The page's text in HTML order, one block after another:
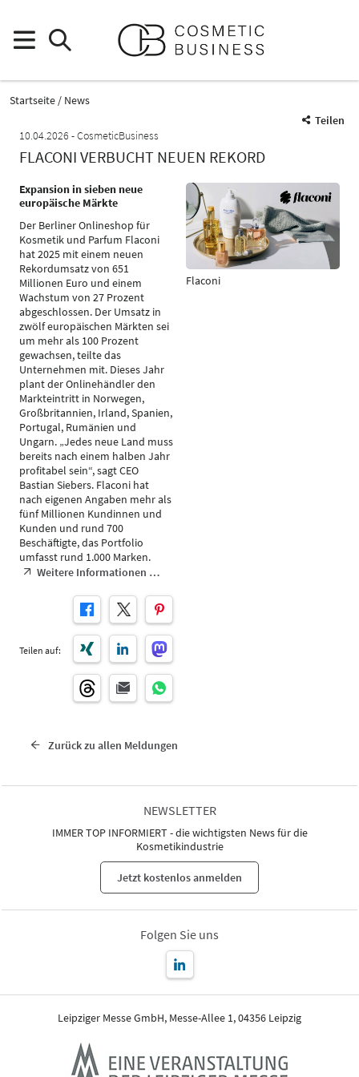
Startseite
News
Teilen
10.04.2026
CosmeticBusiness
FLACONI VERBUCHT NEUEN REKORD
Expansion in sieben neue
europäische Märkte
Der Berliner Onlineshop für
Kosmetik und Parfum Flaconi
hat 2025 mit einem neuen
Rekordumsatz von 651
Millionen Euro und einem
Wachstum von 27 Prozent
abgeschlossen. Der Umsatz in
zwölf europäischen Märkten sei
um mehr als 100 Prozent
gewachsen, teilte das
Unternehmen mit. Dieses Jahr
plant der Onlinehändler den
Markteintritt in Norwegen,
Großbritannien, Irland, Spanien,
Portugal, Rumänien und
Ungarn. „Jedes neue Land muss
bereits nach einem halben Jahr
profitabel sein“, sagt CEO
Bastian Siebers. Flaconi hat
nach eigenen Angaben mehr als
fünf Millionen Kundinnen und
Kunden und rund 700
Beschäftigte, das Portfolio
umfasst rund 1.000 Marken.
Weitere Informationen …
Teilen auf:
Flaconi
Zurück zu allen Meldungen
NEWSLETTER
IMMER TOP INFORMIERT - die wichtigsten News für die
Kosmetikindustrie
Jetzt kostenlos anmelden
Folgen Sie uns
Leipziger Messe GmbH, Messe-Allee 1, 04356 Leipzig